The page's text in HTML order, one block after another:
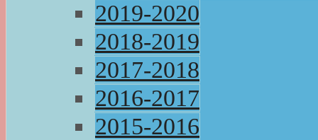
2019-2020
2018-2019
2017-2018
2016-2017
2015-2016